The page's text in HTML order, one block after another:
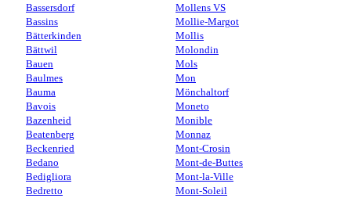
Bassersdorf
Bassins
Bätterkinden
Bättwil
Bauen
Baulmes
Bauma
Bavois
Bazenheid
Beatenberg
Beckenried
Bedano
Bedigliora
Bedretto
Mollens VS
Mollie-Margot
Mollis
Molondin
Mols
Mon
Mönchaltorf
Moneto
Monible
Monnaz
Mont-Crosin
Mont-de-Buttes
Mont-la-Ville
Mont-Soleil